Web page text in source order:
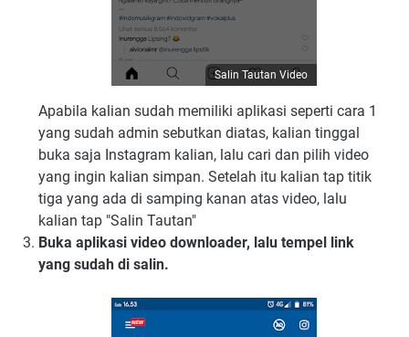
Salin Tautan Video
Apabila kalian sudah memiliki aplikasi seperti cara 1
yang sudah admin sebutkan diatas, kalian tinggal
buka saja Instagram kalian, lalu cari dan pilih video
yang ingin kalian simpan. Setelah itu kalian tap titik
tiga yang ada di samping kanan atas video, lalu
kalian tap "Salin Tautan"
Buka aplikasi video downloader, lalu tempel link
yang sudah di salin.